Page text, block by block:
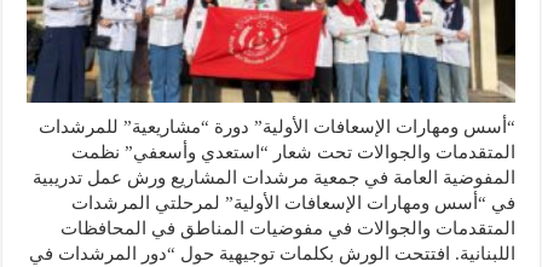
“أسس ومهارات الإسعافات الأولية” دورة “مشاريعية” للمرشدات
المتقدمات والجوالات تحت شعار “استعدي وأسعفي” نظمت
المفوضية العامة في جمعية مرشدات المشاريع ورش عمل تدريبية
في “أسس ومهارات الإسعافات الأولية” لمرحلتي المرشدات
المتقدمات والجوالات في مفوضيات المناطق في المحافظات
اللبنانية. افتتحت الورش بكلمات توجيهية حول “دور المرشدات في